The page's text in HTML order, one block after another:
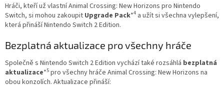
Hráči, kteří už vlastní Animal Crossing: New Horizons pro Nintendo
Switch, si mohou zakoupit Upgrade Pack*4 a užít si všechna vylepšení,
která přináší Nintendo Switch 2 Edition.
Bezplatná aktualizace pro všechny hráče
Společně s Nintendo Switch 2 Edition vychází také rozsáhlá bezplatná
aktualizace*5 pro všechny hráče Animal Crossing: New Horizons na
obou konzolích. Aktualizace přináší: